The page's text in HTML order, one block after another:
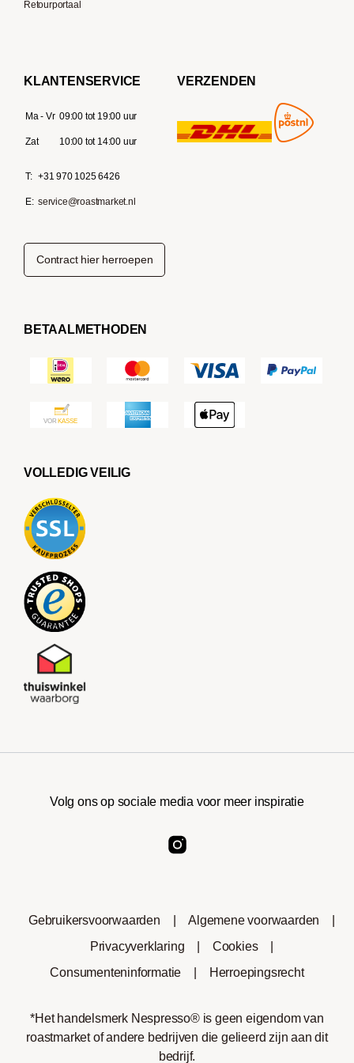
Retourportaal
KLANTENSERVICE
Ma - Vr 09:00 tot 19:00 uur
Zat 10:00 tot 14:00 uur
T: +31 970 1025 6426
E: service@roastmarket.nl
VERZENDEN
Contract hier herroepen
BETAALMETHODEN
VOLLEDIG VEILIG
Volg ons op sociale media voor meer inspiratie
Gebruikersvoorwaarden Algemene voorwaarden
Privacyverklaring
Cookies
Consumenteninformatie
Herroepingsrecht
*Het handelsmerk Nespresso® is geen eigendom van
roastmarket of andere bedrijven die gelieerd zijn aan dit
bedrijf.